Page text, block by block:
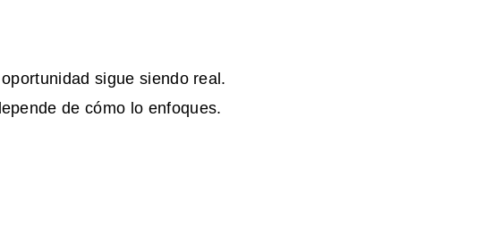
sigue siendo real.
de cómo lo enfoques.